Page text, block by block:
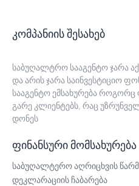
კომპანიის შესახებ
საბუღალტრო სააგენტო ჯარა
და არის ჯარა საინვესტიციო
სააგენტო ემსახურება
გარე კლიენტებს, რაც
დონეს
ფინანსური მომსახურება
საბუღალტერო აღრიცხვის
დეკლარაციის ჩაბარება